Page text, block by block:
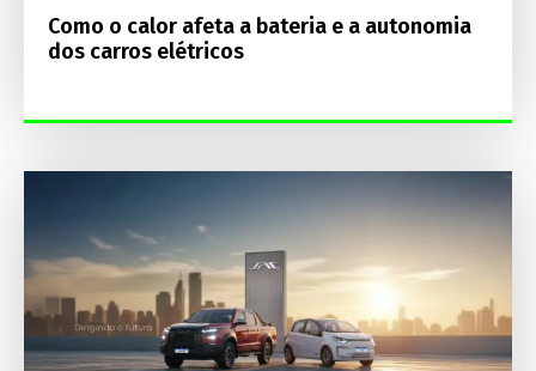
Como o calor afeta a bateria e a autonomia
dos carros elétricos